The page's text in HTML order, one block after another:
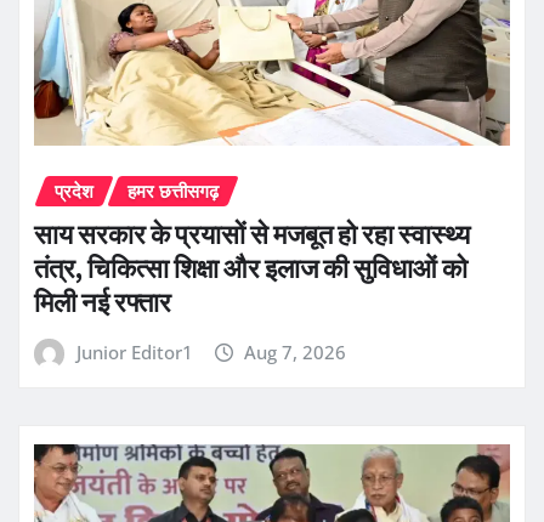
प्रदेश हमर छत्तीसगढ़
साय सरकार के प्रयासों से मजबूत हो रहा स्वास्थ्य
तंत्र, चिकित्सा शिक्षा और इलाज की सुविधाओं को
मिली नई रफ्तार
Junior Editor1 Aug 7, 2026